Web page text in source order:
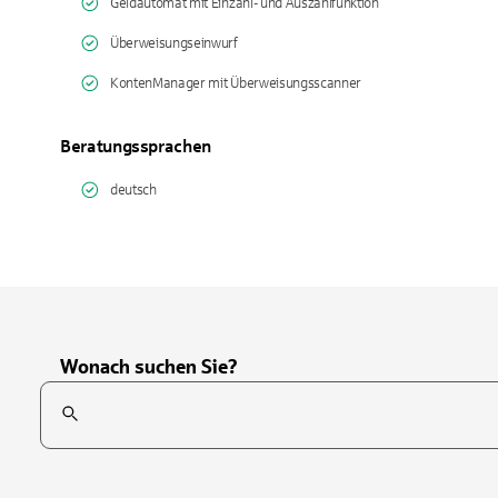
Geldautomat mit Einzahl- und Auszahlfunktion
Überweisungseinwurf
KontenManager mit Überweisungsscanner
Beratungssprachen
deutsch
Wonach suchen Sie?
Suchfeld